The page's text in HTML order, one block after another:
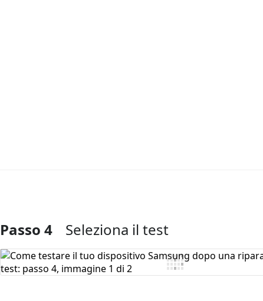
Aggiungi Commento
Passo 4 Seleziona il test